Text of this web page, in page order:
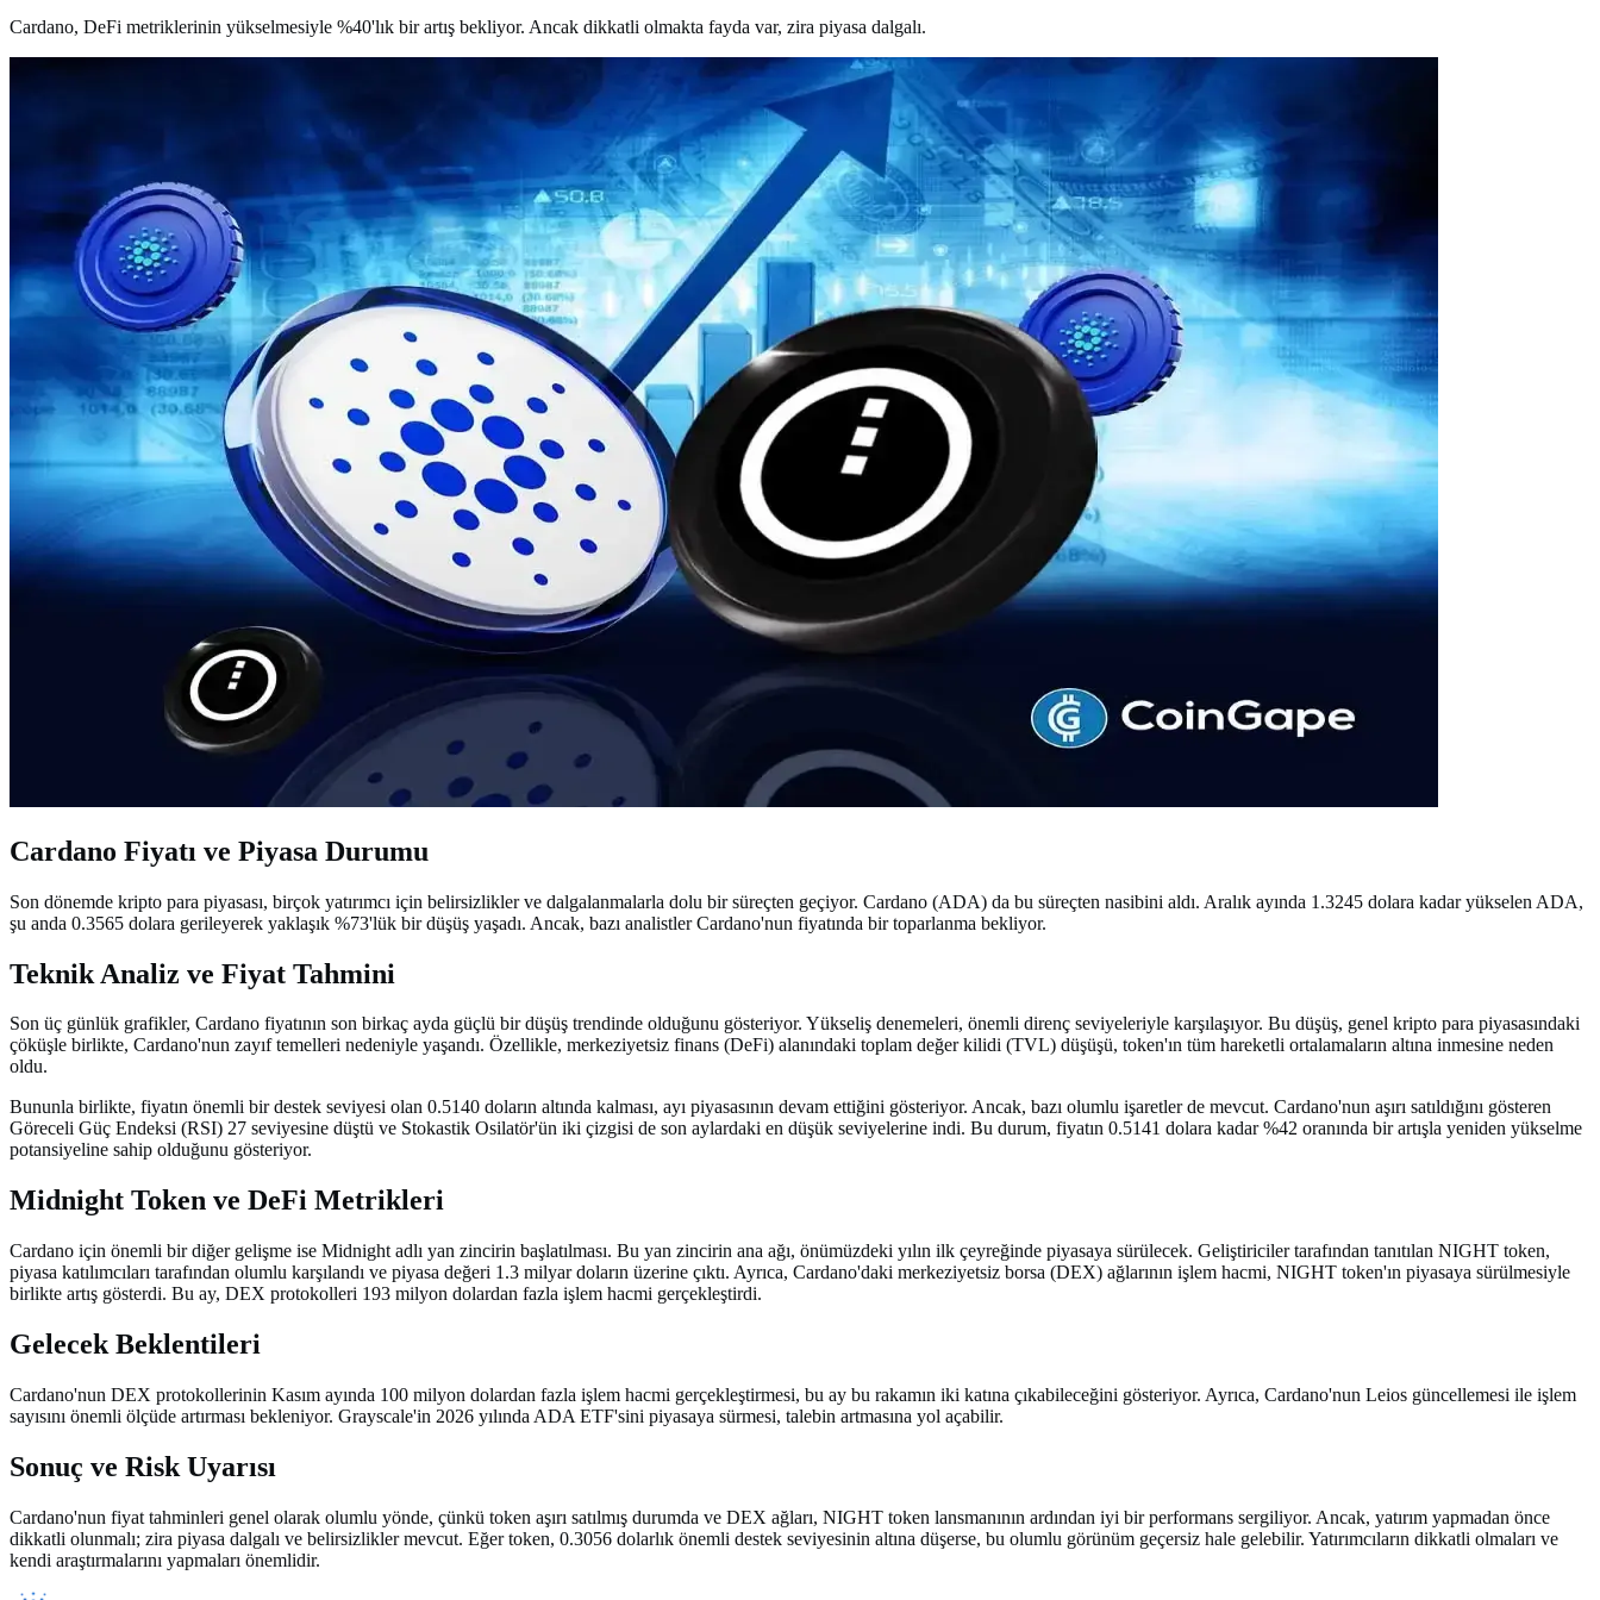
Cardano, DeFi metriklerinin yükselmesiyle %40'lık bir artış bekliyor. Ancak dikkatli olmakta fayda var, zira piyasa dalgalı.
Cardano Fiyatı ve Piyasa Durumu
Son dönemde kripto para piyasası, birçok yatırımcı için belirsizlikler ve dalgalanmalarla dolu bir süreçten geçiyor. Cardano (ADA) da bu süreçten nasibini aldı. Aralık ayında 1.3245 dolara kadar yükselen ADA,
şu anda 0.3565 dolara gerileyerek yaklaşık %73'lük bir düşüş yaşadı. Ancak, bazı analistler Cardano'nun fiyatında bir toparlanma bekliyor.
Teknik Analiz ve Fiyat Tahmini
Son üç günlük grafikler, Cardano fiyatının son birkaç ayda güçlü bir düşüş trendinde olduğunu gösteriyor. Yükseliş denemeleri, önemli direnç seviyeleriyle karşılaşıyor. Bu düşüş, genel kripto para piyasasındaki
çöküşle birlikte, Cardano'nun zayıf temelleri nedeniyle yaşandı. Özellikle, merkeziyetsiz finans (DeFi) alanındaki toplam değer kilidi (TVL) düşüşü, token'ın tüm hareketli ortalamaların altına inmesine neden
oldu.
Bununla birlikte, fiyatın önemli bir destek seviyesi olan 0.5140 doların altında kalması, ayı piyasasının devam ettiğini gösteriyor. Ancak, bazı olumlu işaretler de mevcut. Cardano'nun aşırı satıldığını gösteren
Göreceli Güç Endeksi (RSI) 27 seviyesine düştü ve Stokastik Osilatör'ün iki çizgisi de son aylardaki en düşük seviyelerine indi. Bu durum, fiyatın 0.5141 dolara kadar %42 oranında bir artışla yeniden yükselme
potansiyeline sahip olduğunu gösteriyor.
Midnight Token ve DeFi Metrikleri
Cardano için önemli bir diğer gelişme ise Midnight adlı yan zincirin başlatılması. Bu yan zincirin ana ağı, önümüzdeki yılın ilk çeyreğinde piyasaya sürülecek. Geliştiriciler tarafından tanıtılan NIGHT token,
piyasa katılımcıları tarafından olumlu karşılandı ve piyasa değeri 1.3 milyar doların üzerine çıktı. Ayrıca, Cardano'daki merkeziyetsiz borsa (DEX) ağlarının işlem hacmi, NIGHT token'ın piyasaya sürülmesiyle
birlikte artış gösterdi. Bu ay, DEX protokolleri 193 milyon dolardan fazla işlem hacmi gerçekleştirdi.
Gelecek Beklentileri
Cardano'nun DEX protokollerinin Kasım ayında 100 milyon dolardan fazla işlem hacmi gerçekleştirmesi, bu ay bu rakamın iki katına çıkabileceğini gösteriyor. Ayrıca, Cardano'nun Leios güncellemesi ile işlem
sayısını önemli ölçüde artırması bekleniyor. Grayscale'in 2026 yılında ADA ETF'sini piyasaya sürmesi, talebin artmasına yol açabilir.
Sonuç ve Risk Uyarısı
Cardano'nun fiyat tahminleri genel olarak olumlu yönde, çünkü token aşırı satılmış durumda ve DEX ağları, NIGHT token lansmanının ardından iyi bir performans sergiliyor. Ancak, yatırım yapmadan önce
dikkatli olunmalı; zira piyasa dalgalı ve belirsizlikler mevcut. Eğer token, 0.3056 dolarlık önemli destek seviyesinin altına düşerse, bu olumlu görünüm geçersiz hale gelebilir. Yatırımcıların dikkatli olmaları ve
kendi araştırmalarını yapmaları önemlidir.